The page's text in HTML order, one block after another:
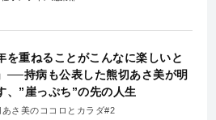
を重ねることがこんなに楽しいと
──持病も公表した熊切あさ美が明
、”崖っぷち”の先の人生
あさ美のココロとカラダ#2